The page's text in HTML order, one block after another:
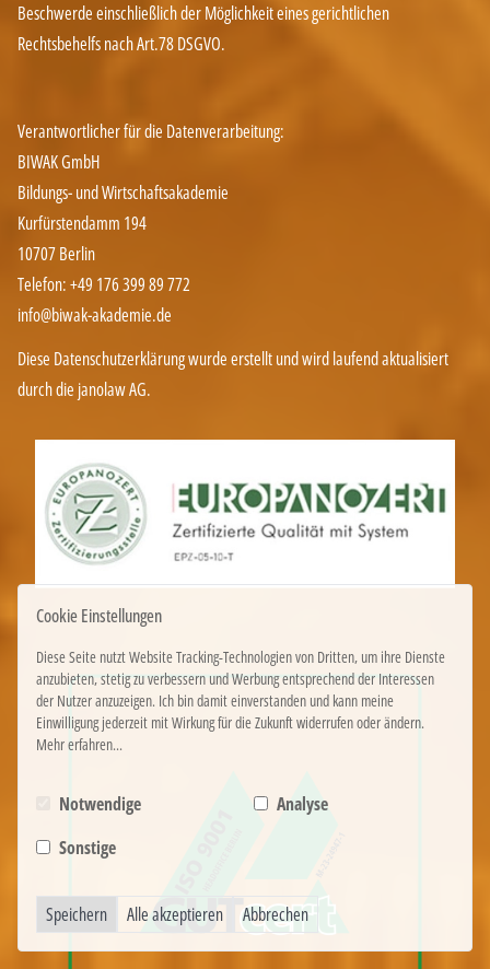
Beschwerde einschließlich der Möglichkeit eines gerichtlichen
Rechtsbehelfs nach Art.78 DSGVO.
Verantwortlicher für die Datenverarbeitung:
BIWAK GmbH
Bildungs- und Wirtschaftsakademie
Kurfürstendamm 194
10707 Berlin
Telefon: +49 176 399 89 772
info@biwak-akademie.de
Diese Datenschutzerklärung wurde erstellt und wird laufend aktualisiert
durch die janolaw AG.
Cookie Einstellungen
Diese Seite nutzt Website Tracking-Technologien von Dritten, um ihre Dienste
anzubieten, stetig zu verbessern und Werbung entsprechend der Interessen
der Nutzer anzuzeigen. Ich bin damit einverstanden und kann meine
Einwilligung jederzeit mit Wirkung für die Zukunft widerrufen oder ändern.
Mehr erfahren...
Notwendige
Analyse
Sonstige
Speichern Alle akzeptieren Abbrechen